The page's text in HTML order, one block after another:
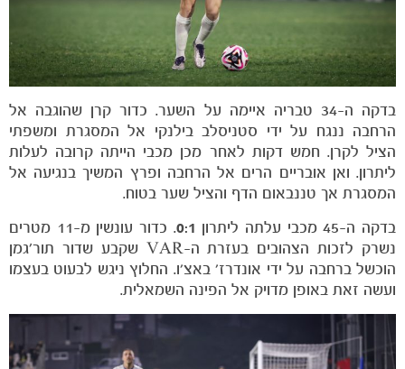
בדקה ה-34 טבריה איימה על השער. כדור קרן שהוגבה אל
הרחבה ננגח על ידי סטניסלב בילנקי אל המסגרת ומשפתי
הציל לקרן. חמש דקות לאחר מכן מכבי הייתה קרובה לעלות
ליתרון. ואן אובריים הרים אל הרחבה ופרץ המשיך בנגיעה אל
המסגרת אך טננבאום הדף והציל שער בטוח.
בדקה ה-45 מכבי עלתה ליתרון
0:1
. כדור עונשין מ-11 מטרים
נשרק לזכות הצהובים בעזרת ה-VAR שקבע שדור תור׳גמן
הוכשל ברחבה על ידי אונדרז' באצ'ו. החלוץ ניגש לבעוט בעצמו
ועשה זאת באופן מדויק אל הפינה השמאלית.